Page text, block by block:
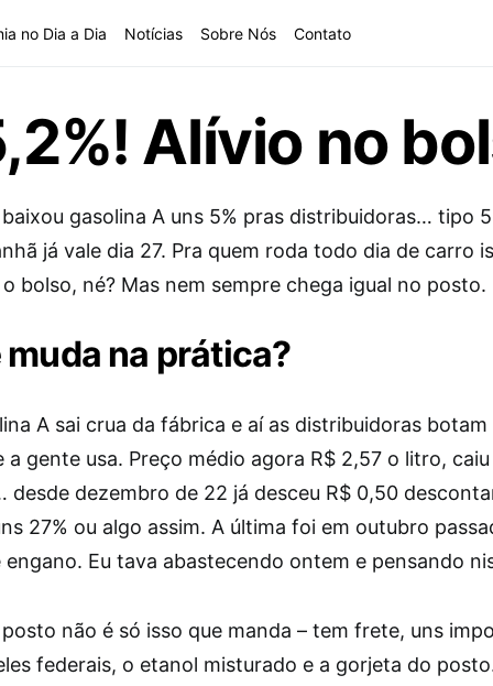
no Dia a Dia Notícias Sobre Nós Contato
Alívio no
gasolina A uns 5% pras distribuidoras… tipo
já vale dia 27. Pra quem roda todo dia de carro
bolso, né? Mas nem sempre chega igual no posto.
muda na prática?
A sai crua da fábrica e aí as distribuidoras
a gente usa. Preço médio agora R$ 2,57 o litro,
desde dezembro de 22 já desceu R$ 0,50
27% ou algo assim. A última foi em outubro
engano. Eu tava abastecendo ontem e pensando
não é só isso que manda – tem frete, uns
federais, o etanol misturado e a gorjeta do